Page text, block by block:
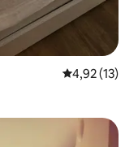
Prosječna
4,92 (13)